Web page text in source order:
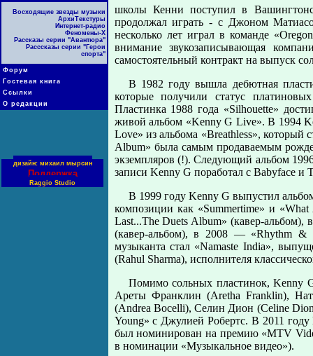
Восходящие звезды музыки
АрхиТекстуры
Интернет-радио
Феномены-Х
Рассказы серии "Авантюра"
Расссказы серии "Герои
спорта"
Форум
Гостевая книга
Ссылки
О редакции
дизайн: михаил мырсин
Поддержка
Raggio Studio
школы Кенни поступил в
продолжал играть - с Джоном
несколько лет играл в команде
внимание звукозаписывающая
самостоятельный контракт на выпуск
В 1982 году вышла дебютная
которые получили статус
Пластинка 1988 года «Silhouette»
живой альбом «Kenny G Live». В 1994
Love» из альбома «Breathless», который
Album» была самым продаваемым
экземпляров (!). Следующий альбом
записи Kenny G поработал с Babyface и
В 1999 году Kenny G выпустил
композиции как «Summertime» и
Last...The Duets Album» (кавер-
(кавер-альбом), в 2008 — «Rhythm
музыканта стал «Namaste India»,
(Rahul Sharma), исполнителя
Помимо сольных пластинок, Kenny
Ареты Франклин (Aretha Franklin),
(Andrea Bocelli), Селин Дион (Celine
Young» с Джулией Робертс. В 2011
был номинирован на премию «MTV
в номинации «Музыкальное видео»).